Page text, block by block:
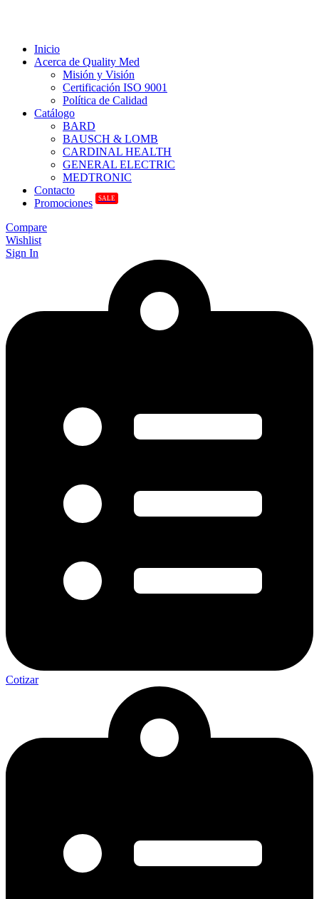
Inicio
Acerca de Quality Med
Misión y Visión
Certificación ISO 9001
Política de Calidad
Catálogo
BARD
BAUSCH & LOMB
CARDINAL HEALTH
GENERAL ELECTRIC
MEDTRONIC
Contacto
Promociones
SALE
Compare
Wishlist
Sign In
Cotizar